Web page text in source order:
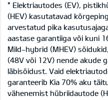
* Elektriautodes (EV),
(HEV) kasutatavad
arvestatud pika
aastase garantiiga või kuni
Mild-hybrid (MHEV)
(48V või 12V) nende akude
läbisõidust. Vaid
garanteerib Kia 70% aku
vähenemist hübriidautode